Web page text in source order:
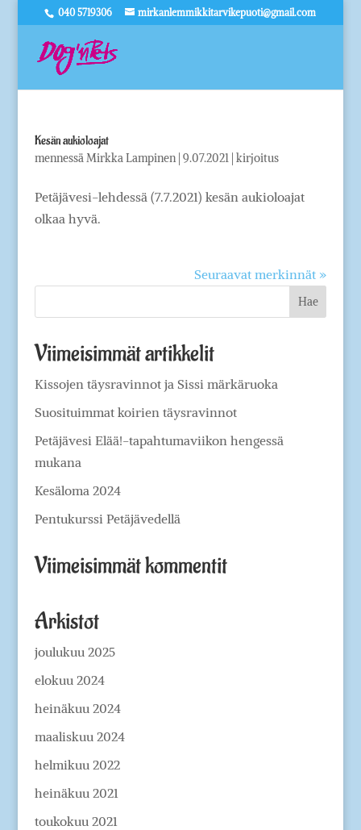
040 5719306 mirkanlemmikkitarvikepuoti@gmail.com
Kesän aukioloajat
mennessäMirkka Lampinen| 9.07.2021| kirjoitus
Petäjävesi-lehdessä (7.7.2021) kesän aukioloajat
olkaa hyvä.
Seuraavat merkinnät »
Viimeisimmät artikkelit
Kissojen täysravinnot ja Sissi märkäruoka
Suosituimmat koirien täysravinnot
Petäjävesi Elää!-tapahtumaviikon hengessä
mukana
Kesäloma 2024
Pentukurssi Petäjävedellä
Viimeisimmät kommentit
Arkistot
joulukuu 2025
elokuu 2024
heinäkuu 2024
maaliskuu 2024
helmikuu 2022
heinäkuu 2021
toukokuu 2021